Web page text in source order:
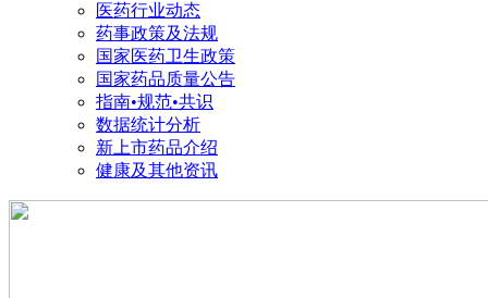
医药行业动态
药事政策及法规
国家医药卫生政策
国家药品质量公告
指南•规范•共识
数据统计分析
新上市药品介绍
健康及其他资讯